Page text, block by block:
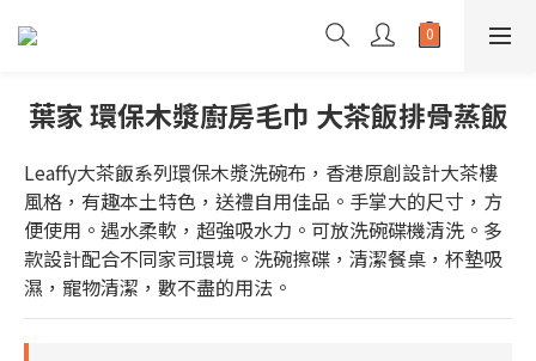
葉家 環保木漿廚房毛巾 大茶飯排骨蒸飯
Leaffy大茶飯系列環保木漿洗碗布，香港原創設計大茶樓
風格，有趣本土特色，送禮自用佳品。手掌大的尺寸，方
便使用。遇水柔軟，超強吸水力。可放洗碗碟機清洗。多
款設計配合不同家司環境。洗碗擦碟，清潔餐桌，杯墊吸
濕，寵物清潔，數不盡的用法。